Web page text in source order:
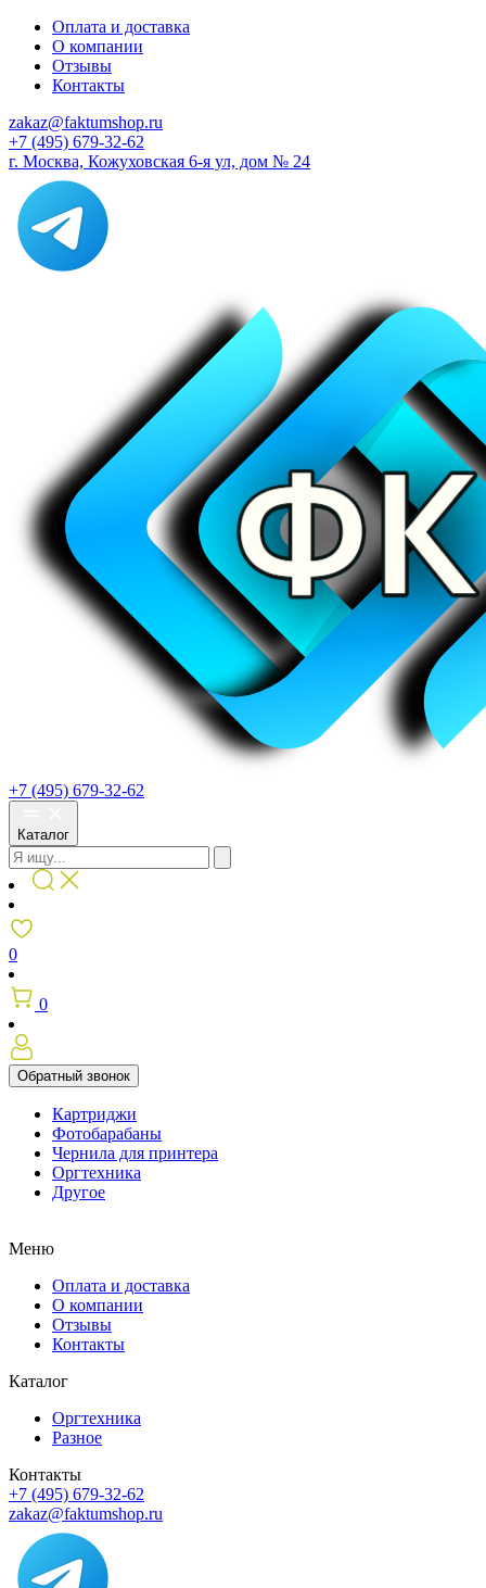
Оплата и доставка
О компании
Отзывы
Контакты
zakaz@faktumshop.ru
+7 (495) 679-32-62
г. Москва, Кожуховская 6-я ул, дом № 24
+7 (495) 679-32-62
Каталог
0
0
Обратный звонок
Картриджи
Фотобарабаны
Чернила для принтера
Оргтехника
Другое
Меню
Оплата и доставка
О компании
Отзывы
Контакты
Каталог
Оргтехника
Разное
Контакты
+7 (495) 679-32-62
zakaz@faktumshop.ru